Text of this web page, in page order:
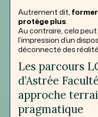
Autrement dit,
protège plus.
Au contraire, cela
l’impression d’un
déconnecté des
Les parcours
d’Astrée
approche
pragmatique